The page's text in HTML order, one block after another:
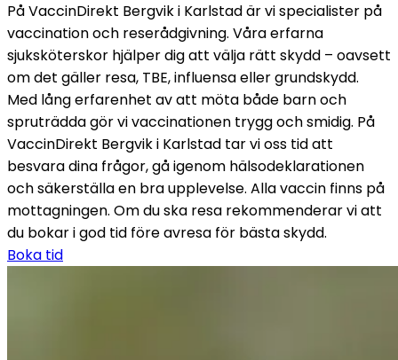
På VaccinDirekt Bergvik i Karlstad är vi specialister på
vaccination och reserådgivning. Våra erfarna
sjuksköterskor hjälper dig att välja rätt skydd – oavsett
om det gäller resa, TBE, influensa eller grundskydd.
Med lång erfarenhet av att möta både barn och
spruträdda gör vi vaccinationen trygg och smidig. På
VaccinDirekt Bergvik i Karlstad tar vi oss tid att
besvara dina frågor, gå igenom hälsodeklarationen
och säkerställa en bra upplevelse. Alla vaccin finns på
mottagningen. Om du ska resa rekommenderar vi att
du bokar i god tid före avresa för bästa skydd.
Boka tid